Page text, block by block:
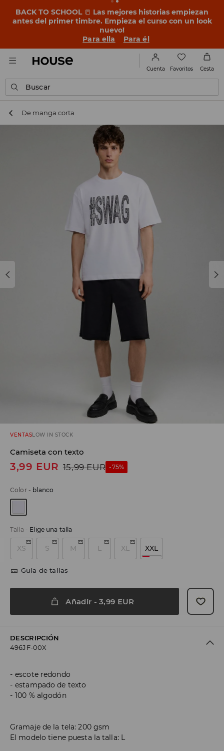
BACK TO SCHOOL 📒 Las mejores historias empiezan
antes del primer timbre. Empieza el curso con un look
nuevo!
Para ella
Para él
Cuenta Favoritos Cesta
Buscar
De manga corta
VENTASLOW IN STOCK
Camiseta con texto
3,99 EUR 15,99 EUR -75%
Color- blanco
Talla - Elige una talla
XS S M L XL XXL
Guía de tallas
Añadir -3,99 EUR
DESCRIPCIÓN
496JF-00X
escote redondo
estampado de texto
100 % algodón
Gramaje de la tela: 200 gsm
El modelo tiene puesta la talla: L